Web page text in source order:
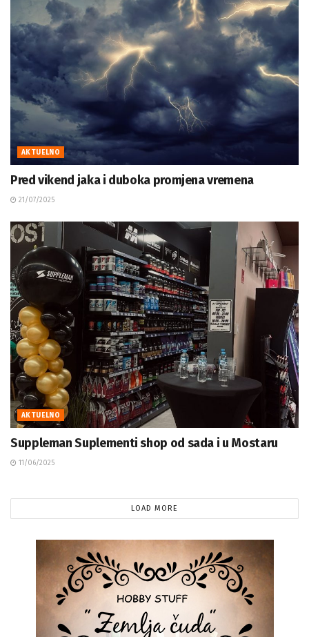
AKTUELNO
Pred vikend jaka i duboka promjena vremena
21/07/2025
AKTUELNO
Suppleman Suplementi shop od sada i u Mostaru
11/06/2025
LOAD MORE